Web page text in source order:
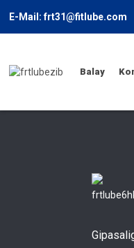
E-Mail: frt31@fitlube.com
Balay